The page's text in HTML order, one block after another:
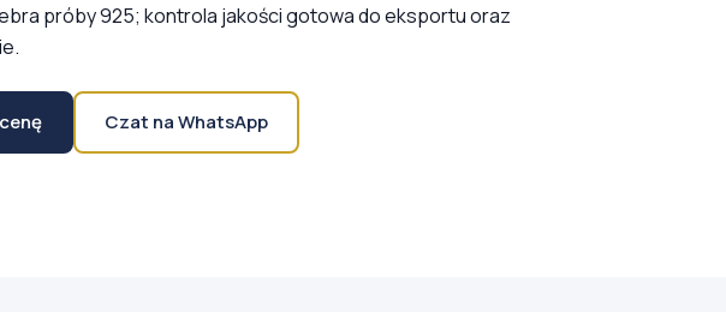
próby 925; kontrola jakości gotowa do eksportu oraz
Czat na WhatsApp